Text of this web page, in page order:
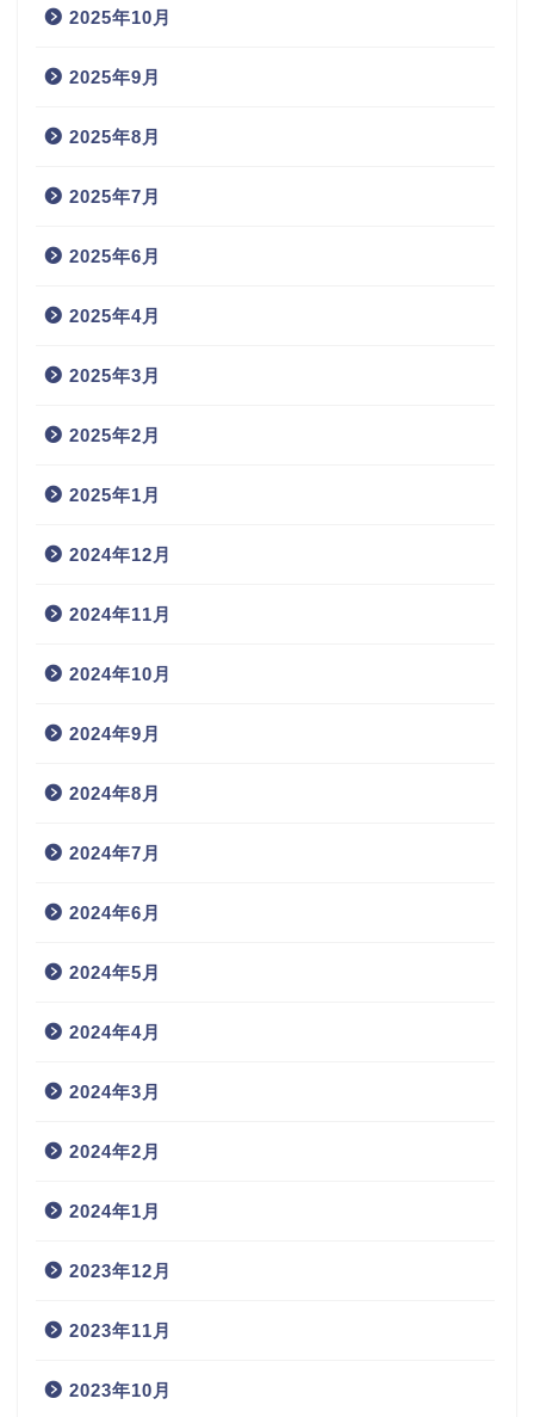
2025年10月
2025年9月
2025年8月
2025年7月
2025年6月
2025年4月
2025年3月
2025年2月
2025年1月
2024年12月
2024年11月
2024年10月
2024年9月
2024年8月
2024年7月
2024年6月
2024年5月
2024年4月
2024年3月
2024年2月
2024年1月
2023年12月
2023年11月
2023年10月